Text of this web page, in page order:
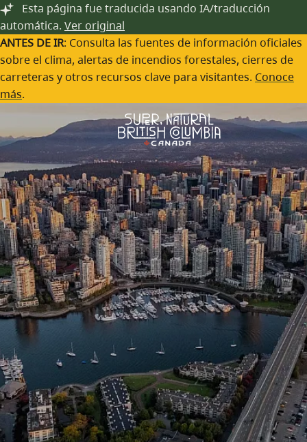
Saltar al contenido principal
Esta página fue traducida usando IA/traducción
automática. Ver original
ANTES DE IR: Consulta las fuentes de información oficiales
sobre el clima, alertas de incendios forestales, cierres de
carreteras y otros recursos clave para visitantes. Conoce
más.
Festivales y Eventos
A lo largo del año, las comunidades de Columbia Británica
organizan una gran variedad de Eventos la gastronomía,
las bebidas, la cultura, las artes y mucho más.